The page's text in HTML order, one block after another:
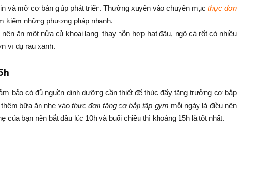
và mỡ cơ bản giúp phát triển. Thường xuyên vào chuyên mục thực đơn
kiếm những phương pháp nhanh.
ăn một nửa củ khoai lang, thay hỗn hợp hạt đậu, ngô cà rốt có nhiều
ví dụ rau xanh.
bảo có đủ nguồn dinh dưỡng cần thiết để thúc đẩy tăng trưởng cơ bắp
bữa ăn nhẹ vào thực đơn tăng cơ bắp tập gym mỗi ngày là điều nên
của bạn nên bắt đầu lúc 10h và buổi chiều thì khoảng 15h là tốt nhất.